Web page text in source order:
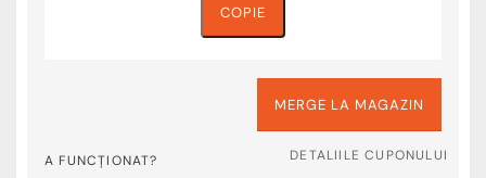
COPIE
MERGE LA MAGAZIN
A FUNCȚIONAT? DETALIILE CUPONULUI